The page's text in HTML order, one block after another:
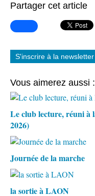
Partager cet article
S'inscrire à la newsletter
Vous aimerez aussi :
Le club lecture, réuni à
2026)
Journée de la marche
la sortie à LAON